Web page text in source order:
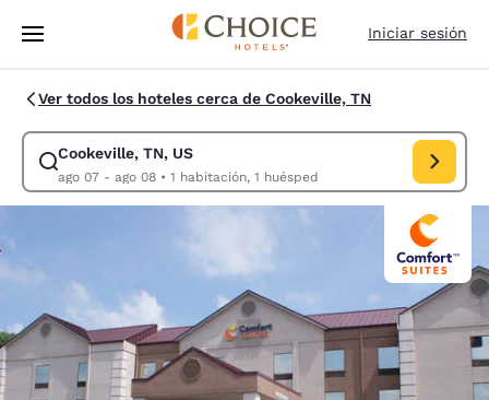
Saltar A Contenido Principal
Iniciar sesión
Ver todos los hoteles cerca de Cookeville, TN
Cookeville, TN, US
ago 07 - ago 08• 1 habitación, 1 huésped
Modificar búsqueda para Cookeville, TN, US. Fecha de entrada ago